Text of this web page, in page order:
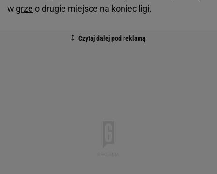
w grze o drugie miejsce na koniec ligi.